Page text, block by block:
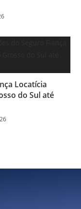
Locatícia
do Sul até